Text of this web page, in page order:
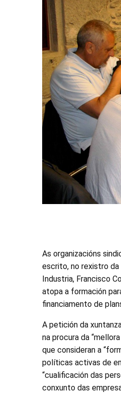
As organizacións
escrito, no rexistro da
Industria, Francisco
atopa a formación
financiamento de
A petición da
na procura da
que consideran a
políticas activas de
“cualificación das
conxunto das